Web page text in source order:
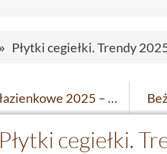
Płytki cegiełki. Trendy
Trendy łazienkowe 2025 – 5 pomysłów na Twoją łazienkę
Płytki cegiełki.